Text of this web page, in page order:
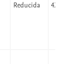
Reducida 42,07